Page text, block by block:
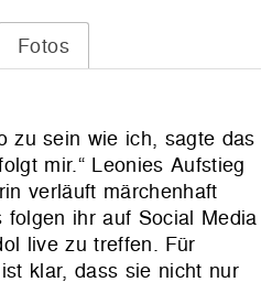
Fotos
zu sein wie ich, sagte das
mir.“ Leonies Aufstieg
verläuft märchenhaft
ihr auf Social Media
live zu treffen. Für
klar, dass sie nicht nur